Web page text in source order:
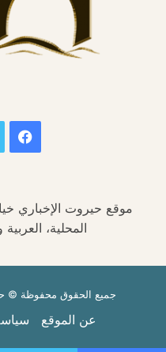
موقع حيروت الإخباري
المحلية،
جميع الحقوق محفوظة ©
عن الموقع